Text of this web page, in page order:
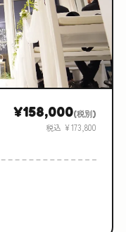
¥158,000(税別)
税込 ¥173,800